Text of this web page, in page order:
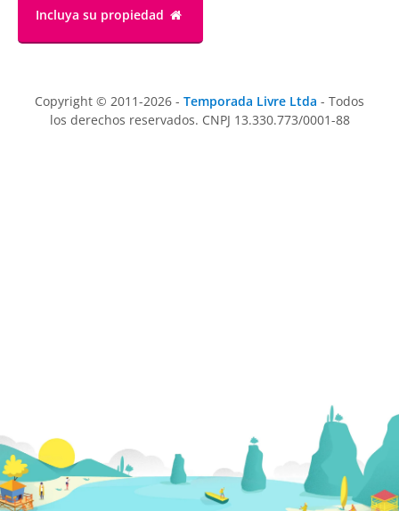
Incluya su propiedad
Copyright © 2011-2026 - Temporada Livre Ltda - Todos
los derechos reservados. CNPJ 13.330.773/0001-88